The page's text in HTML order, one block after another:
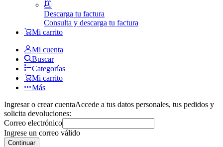
Descarga tu factura
Consulta y descarga tu factura
Mi carrito
Mi cuenta
Buscar
Categorías
Mi carrito
Más
Ingresar o crear cuentaAccede a tus datos personales, tus pedidos y
solicita devoluciones:
Correo electrónico
Ingrese un correo válido
Continuar